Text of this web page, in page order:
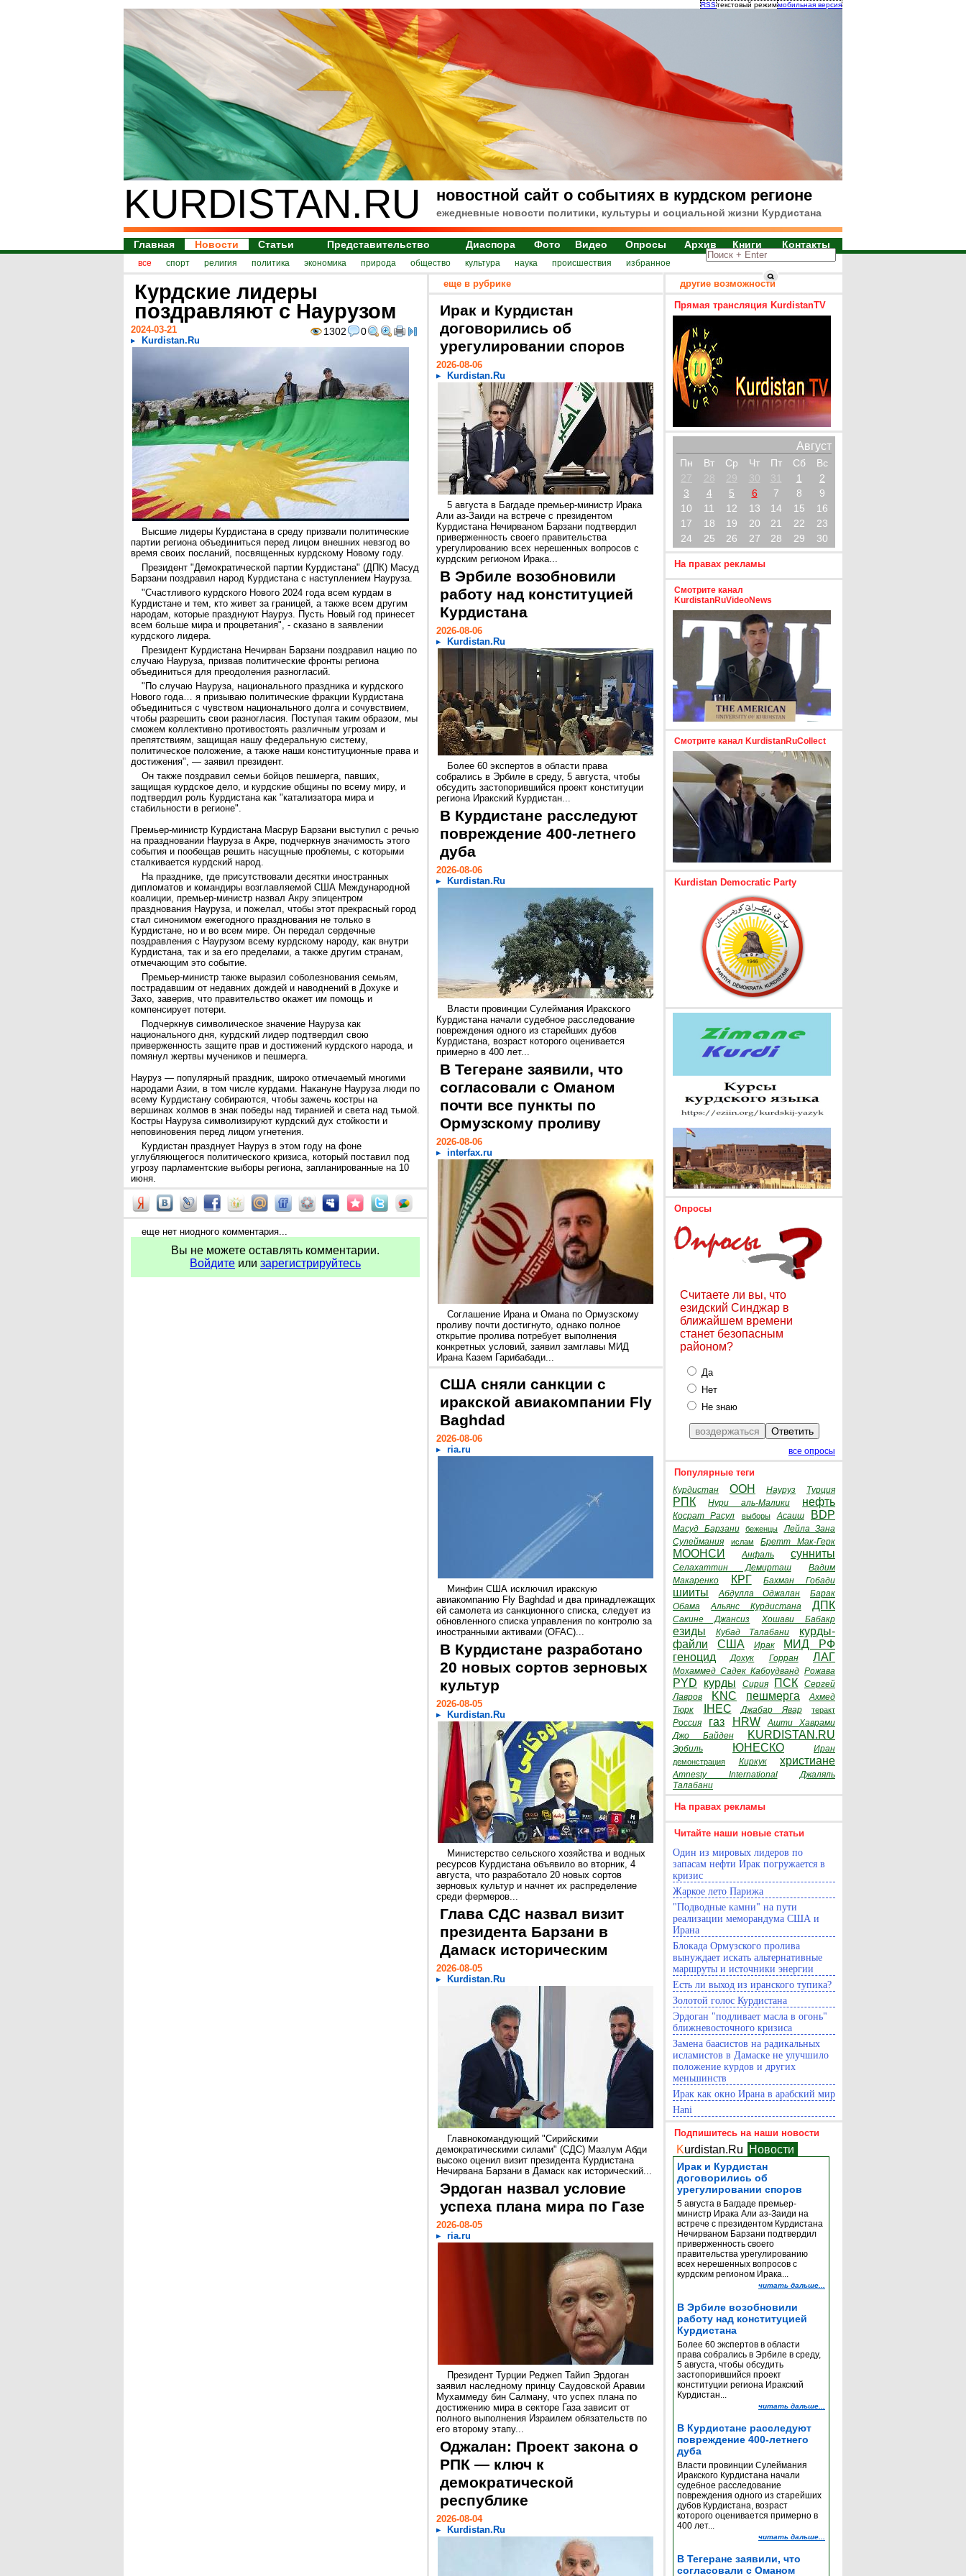
RSSтекстовый режиммобильная версия
KURDISTAN.RU новостной сайт о событиях в курдском регионе
ежедневные новости политики, культуры и социальной жизни Курдистана
Главная Новости Статьи Представительство Диаспора Фото Видео Опросы Архив Книги Контакты
все спорт религия политика экономика природа общество культура наука происшествия избранное
Курдские лидеры
поздравляют с Наурузом
1302 0
2024-03-21
Kurdistan.Ru
Высшие лидеры Курдистана в среду призвали политические
партии региона объединиться перед лицом внешних невзгод во
время своих посланий, посвященных курдскому Новому году.
Президент "Демократической партии Курдистана" (ДПК) Масуд
Барзани поздравил народ Курдистана с наступлением Науруза.
"Счастливого курдского Нового 2024 года всем курдам в
Курдистане и тем, кто живет за границей, а также всем другим
народам, которые празднуют Науруз. Пусть Новый год принесет
всем больше мира и процветания", - сказано в заявлении
курдского лидера.
Президент Курдистана Нечирван Барзани поздравил нацию по
случаю Науруза, призвав политические фронты региона
объединиться для преодоления разногласий.
"По случаю Науруза, национального праздника и курдского
Нового года… я призываю политические фракции Курдистана
объединиться с чувством национального долга и сочувствием,
чтобы разрешить свои разногласия. Поступая таким образом, мы
сможем коллективно противостоять различным угрозам и
препятствиям, защищая нашу федеральную систему,
политическое положение, а также наши конституционные права и
достижения", — заявил президент.
Он также поздравил семьи бойцов пешмерга, павших,
защищая курдское дело, и курдские общины по всему миру, и
подтвердил роль Курдистана как "катализатора мира и
стабильности в регионе".
Премьер-министр Курдистана Масрур Барзани выступил с речью
на праздновании Науруза в Акре, подчеркнув значимость этого
события и пообещав решить насущные проблемы, с которыми
сталкивается курдский народ.
На празднике, где присутствовали десятки иностранных
дипломатов и командиры возглавляемой США Международной
коалиции, премьер-министр назвал Акру эпицентром
празднования Науруза, и пожелал, чтобы этот прекрасный город
стал синонимом ежегодного празднования не только в
Курдистане, но и во всем мире. Он передал сердечные
поздравления с Наурузом всему курдскому народу, как внутри
Курдистана, так и за его пределами, а также другим странам,
отмечающим это событие.
Премьер-министр также выразил соболезнования семьям,
пострадавшим от недавних дождей и наводнений в Дохуке и
Захо, заверив, что правительство окажет им помощь и
компенсирует потери.
Подчеркнув символическое значение Науруза как
национального дня, курдский лидер подтвердил свою
приверженность защите прав и достижений курдского народа, и
помянул жертвы мучеников и пешмерга.
Науруз — популярный праздник, широко отмечаемый многими
народами Азии, в том числе курдами. Накануне Науруза люди по
всему Курдистану собираются, чтобы зажечь костры на
вершинах холмов в знак победы над тиранией и света над тьмой.
Костры Науруза символизируют курдский дух стойкости и
неповиновения перед лицом угнетения.
Курдистан празднует Науруз в этом году на фоне
углубляющегося политического кризиса, который поставил под
угрозу парламентские выборы региона, запланированные на 10
июня.
еще нет ниодного комментария...
Вы не можете оставлять комментарии.
Войдите или зарегистрируйтесь
еще в рубрике
Ирак и Курдистан
договорились об
урегулировании споров
2026-08-06
Kurdistan.Ru
5 августа в Багдаде премьер-министр Ирака
Али аз-Заиди на встрече с президентом
Курдистана Нечирваном Барзани подтвердил
приверженность своего правительства
урегулированию всех нерешенных вопросов с
курдским регионом Ирака...
В Эрбиле возобновили
работу над конституцией
Курдистана
2026-08-06
Kurdistan.Ru
Более 60 экспертов в области права
собрались в Эрбиле в среду, 5 августа, чтобы
обсудить застопорившийся проект конституции
региона Иракский Курдистан...
В Курдистане расследуют
повреждение 400-летнего
дуба
2026-08-06
Kurdistan.Ru
Власти провинции Сулеймания Иракского
Курдистана начали судебное расследование
повреждения одного из старейших дубов
Курдистана, возраст которого оценивается
примерно в 400 лет...
В Тегеране заявили, что
согласовали с Оманом
почти все пункты по
Ормузскому проливу
2026-08-06
interfax.ru
Соглашение Ирана и Омана по Ормузскому
проливу почти достигнуто, однако полное
открытие пролива потребует выполнения
конкретных условий, заявил замглавы МИД
Ирана Казем Гарибабади...
США сняли санкции с
иракской авиакомпании Fly
Baghdad
2026-08-06
ria.ru
Минфин США исключил иракскую
авиакомпанию Fly Baghdad и два принадлежащих
ей самолета из санкционного списка, следует из
обновленного списка управления по контролю за
иностранными активами (OFAC)...
В Курдистане разработано
20 новых сортов зерновых
культур
2026-08-05
Kurdistan.Ru
Министерство сельского хозяйства и водных
ресурсов Курдистана объявило во вторник, 4
августа, что разработало 20 новых сортов
зерновых культур и начнет их распределение
среди фермеров...
Глава СДС назвал визит
президента Барзани в
Дамаск историческим
2026-08-05
Kurdistan.Ru
Главнокомандующий "Сирийскими
демократическими силами" (СДС) Мазлум Абди
высоко оценил визит президента Курдистана
Нечирвана Барзани в Дамаск как исторический...
Эрдоган назвал условие
успеха плана мира по Газе
2026-08-05
ria.ru
Президент Турции Реджеп Тайип Эрдоган
заявил наследному принцу Саудовской Аравии
Мухаммеду бин Салману, что успех плана по
достижению мира в секторе Газа зависит от
полного выполнения Израилем обязательств по
его второму этапу...
Оджалан: Проект закона о
РПК — ключ к
демократической
республике
2026-08-04
Kurdistan.Ru
другие возможности
Прямая трансляция KurdistanTV
Август
Пн Вт Ср Чт Пт Сб
Вс
27
28 29 30 31 1
2
3
4 5 6 7 8
9
10
11 12 13 14 15
16
17
18 19 20 21 22
23
24
25 26 27 28 29 30
На правах рекламы
Смотрите канал
KurdistanRuVideoNews
Смотрите канал KurdistanRuCollect
Kurdistan Democratic Party
Опросы
Считаете ли вы, что
езидский Синджар в
ближайшем времени
станет безопасным
районом?
Да
Нет
Не знаю
все опросы
Популярные теги
Курдистан ООН Науруз Турция
РПК Нури аль-Малики нефть
Косрат Расул выборы Асаиш BDP
Масуд Барзани беженцы
Лейла Зана
Сулеймания
ислам Бретт Мак-Герк
МООНСИ Анфаль сунниты
Селахаттин Демирташ
Вадим
Макаренко
КРГ Бахман Гобади
шииты Абдулла Оджалан
Барак
Обама
Альянс Курдистана ДПК
Сакине Джансиз Хошави Бабакр
езиды Кубад Талабани
курды-
файли
США Ирак
МИД РФ
геноцид
Дохук Горран ЛАГ
Мохаммед Садек Кабоудванд Рожава
PYD курды Сирия ПСК
Сергей
Лавров
KNC пешмерга
Ахмед
Тюрк
IHEC Джабар Явар теракт
Россия газ HRW
Ашти Хаврами
Джо Байден
KURDISTAN.RU
Эрбиль ЮНЕСКО Иран
демонстрация Киркук христиане
Amnesty International
Джаляль
Талабани
На правах рекламы
Читайте наши новые статьи
Один из мировых лидеров по
запасам нефти Ирак погружается в
кризис
Жаркое лето Парижа
"Подводные камни" на пути
реализации меморандума США и
Ирана
Блокада Ормузского пролива
вынуждает искать альтернативные
маршруты и источники энергии
Есть ли выход из иранского тупика?
Золотой голос Курдистана
Эрдоган "подливает масла в огонь"
ближневосточного кризиса
Замена баасистов на радикальных
исламистов в Дамаске не улучшило
положение курдов и других
меньшинств
Ирак как окно Ирана в арабский мир
Hani
Подпишитесь на наши новости
Kurdistan.Ru Новости
Ирак и Курдистан
договорились об
урегулировании споров
5 августа в Багдаде премьер-
министр Ирака Али аз-Заиди на
встрече с президентом Курдистана
Нечирваном Барзани подтвердил
приверженность своего
правительства урегулированию
всех нерешенных вопросов с
курдским регионом Ирака...
читать дальше...
В Эрбиле возобновили
работу над конституцией
Курдистана
Более 60 экспертов в области
права собрались в Эрбиле в среду,
5 августа, чтобы обсудить
застопорившийся проект
конституции региона Иракский
Курдистан...
читать дальше...
В Курдистане расследуют
повреждение 400-летнего
дуба
Власти провинции Сулеймания
Иракского Курдистана начали
судебное расследование
повреждения одного из старейших
дубов Курдистана, возраст
которого оценивается примерно в
400 лет...
читать дальше...
В Тегеране заявили, что
согласовали с Оманом